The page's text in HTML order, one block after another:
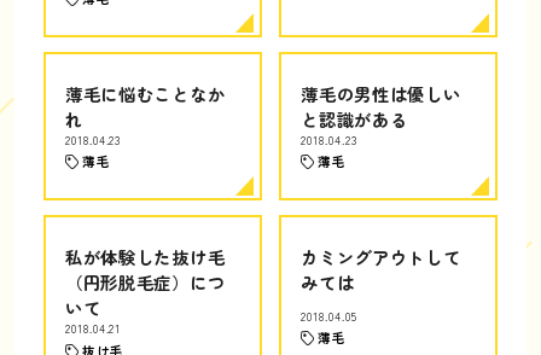
薄毛に悩むことなか
れ
2018.04.23
薄毛
薄毛の男性は優しい
と認識がある
2018.04.23
薄毛
私が体験した抜け毛
（円形脱毛症）につ
いて
2018.04.21
抜け毛
カミングアウトして
みては
2018.04.05
薄毛